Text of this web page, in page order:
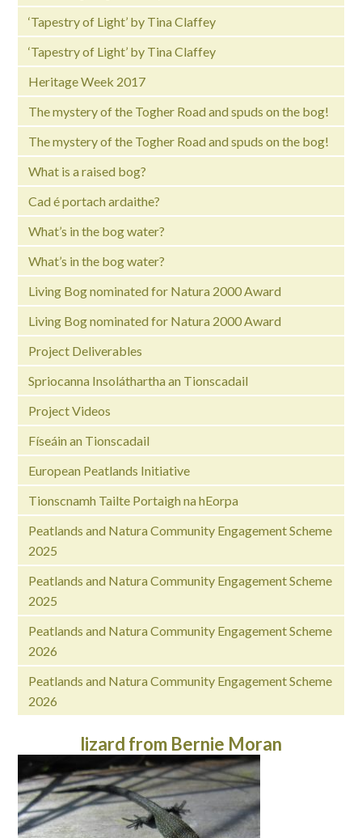
‘Tapestry of Light’ by Tina Claffey
‘Tapestry of Light’ by Tina Claffey
Heritage Week 2017
The mystery of the Togher Road and spuds on the bog!
The mystery of the Togher Road and spuds on the bog!
What is a raised bog?
Cad é portach ardaithe?
What’s in the bog water?
What’s in the bog water?
Living Bog nominated for Natura 2000 Award
Living Bog nominated for Natura 2000 Award
Project Deliverables
Spriocanna Insoláthartha an Tionscadail
Project Videos
Físeáin an Tionscadail
European Peatlands Initiative
Tionscnamh Tailte Portaigh na hEorpa
Peatlands and Natura Community Engagement Scheme
2025
Peatlands and Natura Community Engagement Scheme
2025
Peatlands and Natura Community Engagement Scheme
2026
Peatlands and Natura Community Engagement Scheme
2026
lizard from Bernie Moran